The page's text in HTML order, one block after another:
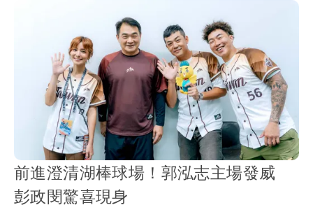
前進澄清湖棒球場！郭泓志主場發威
彭政閔驚喜現身